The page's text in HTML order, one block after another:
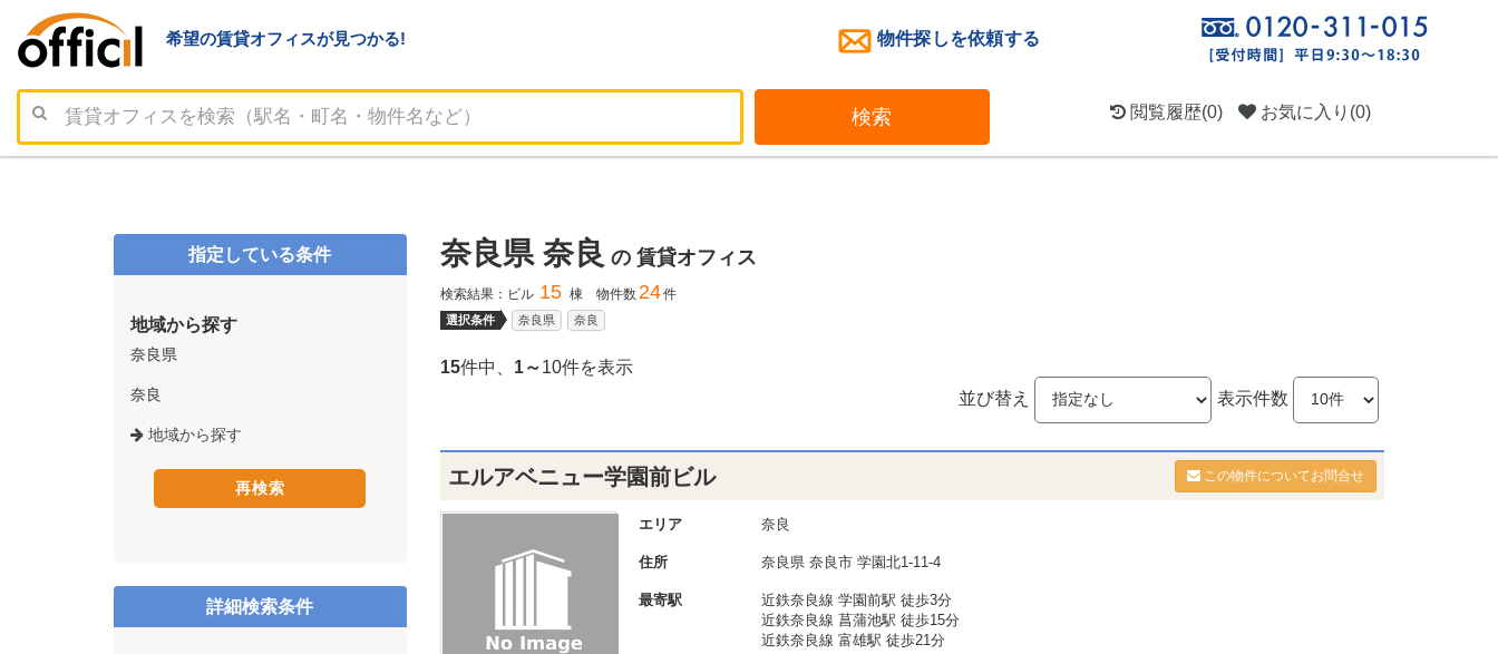
希望の賃貸オフィスが見つかる! 物件探しを依頼する
検索 閲覧履歴(0) お気に入り (0)
奈良県 奈良 の 賃貸オフィス
検索結果：ビル 15 棟 物件数24件
選択条件 奈良県 奈良
15件中、 1～10件を表示
表示件数
並び替え
エルアベニュー学園前ビル この物件についてお問合せ
エリア 奈良
住所 奈良県 奈良市学園北1-11-4
最寄駅
近鉄奈良線 学園前駅 徒歩3分
近鉄奈良線 菖蒲池駅 徒歩15分
近鉄奈良線 富雄駅 徒歩21分
指定している条件
地域から探す
奈良県
奈良
地域から探す
詳細検索条件